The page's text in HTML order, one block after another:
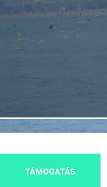
TÁMOGATÁS